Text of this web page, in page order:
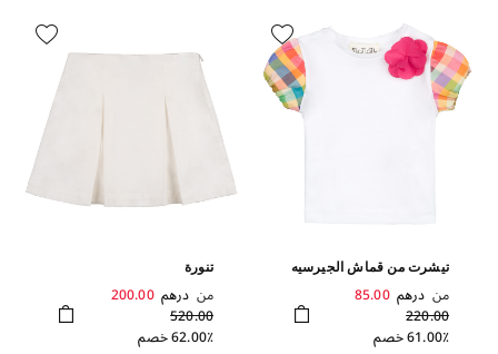
تيشرت من قماش الجيرسيه
من درهم 85.00
220.00
61.00٪ خصم
تنورة
من درهم 200.00
520.00
62.00٪ خصم